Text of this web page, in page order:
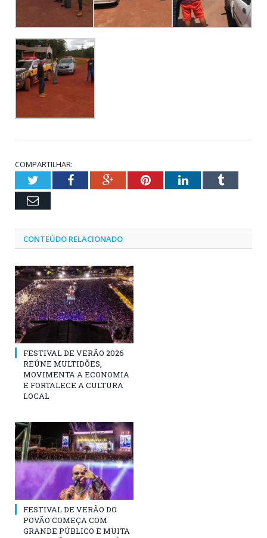
COMPARTILHAR:
TwitterFacebookGoogle+PinterestLinkedInTumblr
Email
CONTEÚDO RELACIONADO
FESTIVAL DE VERÃO 2026
REÚNE MULTIDÕES,
MOVIMENTA A ECONOMIA
E FORTALECE A CULTURA
LOCAL
FESTIVAL DE VERÃO DO
POVÃO COMEÇA COM
GRANDE PÚBLICO E MUITA